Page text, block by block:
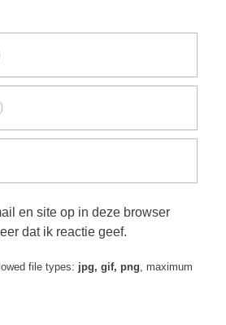
en site op in deze browser
dat ik reactie geef.
file types: jpg, gif, png, maximum